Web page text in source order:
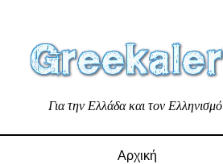
Για την Ελλάδα και τον Ελληνισμό
Αρχική